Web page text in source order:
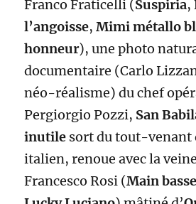
Franco Fraticelli (Suspiria,
l’angoisse,Mimi métallo
honneur), une photo
documentaire (Carlo
néo-réalisme) du chef
Pergiorgio Pozzi, San
inutile sort du tout-venant
italien, renoue avec la
Francesco Rosi (Main